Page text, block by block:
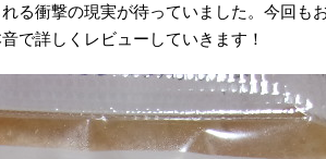
る衝撃の現実が待っていました。今回も
で詳しくレビューしていきます！